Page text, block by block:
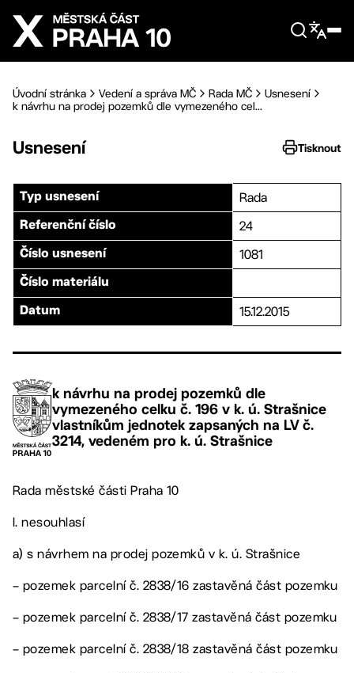
Přejít na hlavní obsah
Úvodní stránka Vedení a správa MČ Rada MČ
Usnesení
k návrhu na prodej pozemků dle vymezeného cel...
Usnesení Tisknout
Typ usnesení Rada
Referenční číslo 24
Číslo usnesení 1081
Číslo materiálu
Datum 15.12.2015
k návrhu na prodej pozemků dle
vymezeného celku č. 196 v k. ú. Strašnice
vlastníkům jednotek zapsaných na LV č.
3214, vedeném pro k. ú. Strašnice
Rada městské části Praha 10
I. nesouhlasí
a) s návrhem na prodej pozemků v k. ú. Strašnice
– pozemek parcelní č. 2838/16 zastavěná část pozemku
– pozemek parcelní č. 2838/17 zastavěná část pozemku
– pozemek parcelní č. 2838/18 zastavěná část pozemku